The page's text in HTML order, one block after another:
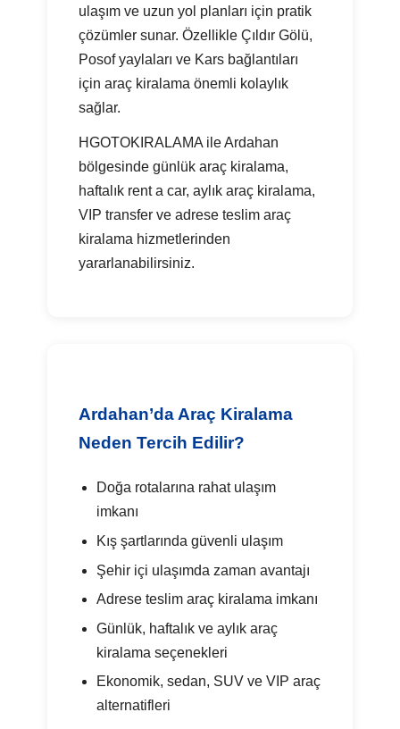
ulaşım ve uzun yol planları için pratik
çözümler sunar. Özellikle Çıldır Gölü,
Posof yaylaları ve Kars bağlantıları
için araç kiralama önemli kolaylık
sağlar.
HGOTOKIRALAMA ile Ardahan
bölgesinde günlük araç kiralama,
haftalık rent a car, aylık araç kiralama,
VIP transfer ve adrese teslim araç
kiralama hizmetlerinden
yararlanabilirsiniz.
Ardahan’da Araç Kiralama
Neden Tercih Edilir?
Doğa rotalarına rahat ulaşım
imkanı
Kış şartlarında güvenli ulaşım
Şehir içi ulaşımda zaman avantajı
Adrese teslim araç kiralama imkanı
Günlük, haftalık ve aylık araç
kiralama seçenekleri
Ekonomik, sedan, SUV ve VIP araç
alternatifleri